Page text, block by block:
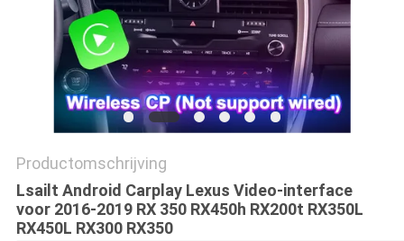
Productomschrijving
Lsailt Android Carplay Lexus Video-interface
voor 2016-2019 RX 350 RX450h RX200t RX350L
RX450L RX300 RX350